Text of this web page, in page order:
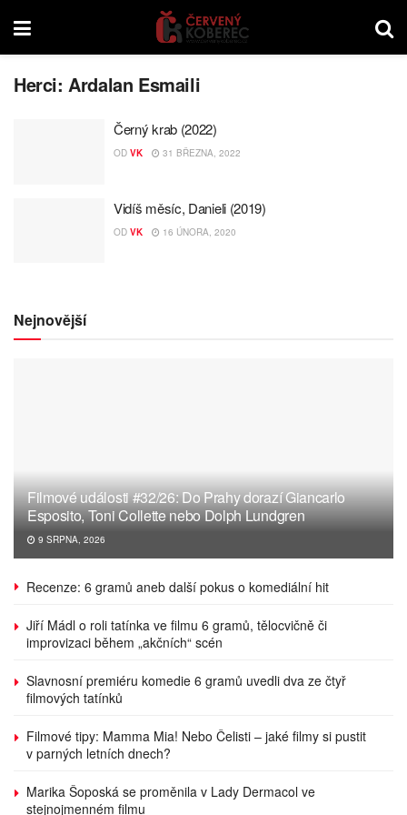
Herci:Ardalan Esmaili
Černý krab (2022)
OD VK 31 BŘEZNA, 2022
Vidíš měsíc, Danieli (2019)
OD VK 16 ÚNORA, 2020
Nejnovější
Filmové události #32/26: Do Prahy dorazí Giancarlo
Esposito, Toni Collette nebo Dolph Lundgren
9 SRPNA, 2026
Recenze: 6 gramů aneb další pokus o komediální hit
Jiří Mádl o roli tatínka ve filmu 6 gramů, tělocvičně či
improvizaci během „akčních“ scén
Slavnosní premiéru komedie 6 gramů uvedli dva ze čtyř
filmových tatínků
Filmové tipy: Mamma Mia! Nebo Čelisti – jaké filmy si pustit
v parných letních dnech?
Marika Šoposká se proměnila v Lady Dermacol ve
stejnojmenném filmu